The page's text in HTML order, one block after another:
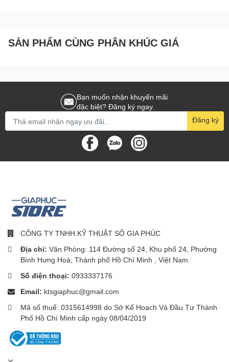
Màn hình AMOLED 1,97"
Nâng cấp màn hình chính
BEIDOU
GLONASS
GPS
QZSS
Theo dõi giấc ngủ
Theo dõi mức độ stress
Trả lời cuộc gọi
Đo nhịp tim
Đo nồng độ oxy trong máu
(SpO2)
SẢN PHẨM CÙNG PHÂN KHÚC GIÁ
Bạn muốn nhận khuyến mãi
đặc biệt? Đăng ký ngay.
Đăng ký
CÔNG TY TNHH KỸ THUẬT SỐ GIA PHÚC
Địa chỉ: Văn Phòng: 114 Đường số 24, Khu phố 24, Phường
Bình Hưng Hoà, Thành phố Hồ Chí Minh , Việt Nam
Số điện thoại: 0933337176
Email: ktsgiaphuc@gmail.com
Mã số thuế: 0315614998 do Sở Kế Hoạch Và Đầu Tư Thành
Phố Hồ Chí Minh cấp ngày 08/04/2019